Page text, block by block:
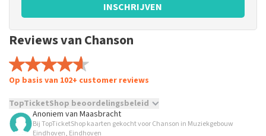
INSCHRIJVEN
Reviews van Chanson
Op basis van 102+ customer reviews
TopTicketShop beoordelingsbeleid
TopTicketShop verzamelt reviews van echte klanten. Het is
Anoniem van Maasbracht
Bij TopTicketShop kaarten gekocht voor Chanson in Muziekgebouw
Eindhoven, Eindhoven